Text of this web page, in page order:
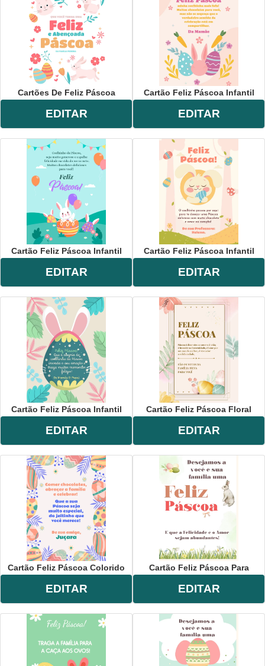
comemoração,feriado coelho,ovo,divertido
colorido
lúdico ,flor ,claro.
Cartões De Feliz Páscoa
EDITAR
Cartão Feliz Páscoa Infantil
EDITAR
Cartão Feliz Páscoa Infantil
EDITAR
Cartão Feliz Páscoa Infantil
EDITAR
Cartão Feliz Páscoa Infantil
EDITAR
Cartão Feliz Páscoa Floral
EDITAR
Cartão Feliz Páscoa Colorido
EDITAR
Cartão Feliz Páscoa Para
EDITAR